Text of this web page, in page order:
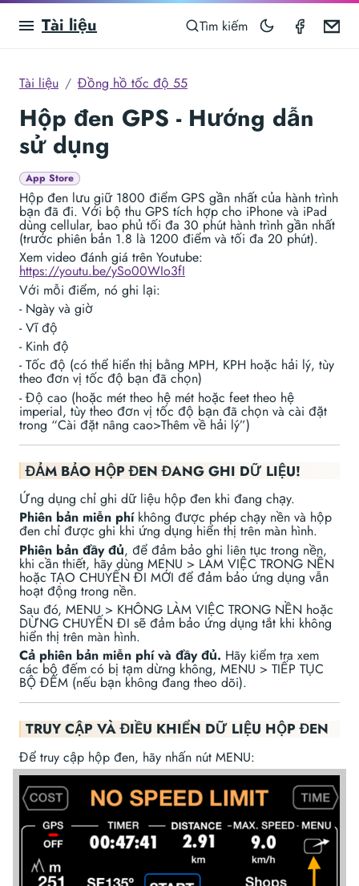
Tài liệu Tìm kiếm
Tài liệu Đồng hồ tốc độ 55
Hộp đen GPS - Hướng dẫn
sử dụng
App Store
Hộp đen lưu giữ 1800 điểm GPS gần nhất của hành trình
bạn đã đi. Với bộ thu GPS tích hợp cho iPhone và iPad
dùng cellular, bao phủ tối đa 30 phút hành trình gần nhất
(trước phiên bản 1.8 là 1200 điểm và tối đa 20 phút).
Xem video đánh giá trên Youtube:
https://youtu.be/ySo00WIo3fI
Với mỗi điểm, nó ghi lại:
- Ngày và giờ
- Vĩ độ
- Kinh độ
- Tốc độ (có thể hiển thị bằng MPH, KPH hoặc hải lý, tùy
theo đơn vị tốc độ bạn đã chọn)
- Độ cao (hoặc mét theo hệ mét hoặc feet theo hệ
imperial, tùy theo đơn vị tốc độ bạn đã chọn và cài đặt
trong “Cài đặt nâng cao>Thêm về hải lý”)
ĐẢM BẢO HỘP ĐEN ĐANG GHI DỮ LIỆU!
Ứng dụng chỉ ghi dữ liệu hộp đen khi đang chạy.
Phiên bản miễn phíkhông được phép chạy nền và hộp
đen chỉ được ghi khi ứng dụng hiển thị trên màn hình.
Phiên bản đầy đủ, để đảm bảo ghi liên tục trong nền,
khi cần thiết, hãy dùng MENU > LÀM VIỆC TRONG NỀN
hoặc TẠO CHUYẾN ĐI MỚI để đảm bảo ứng dụng vẫn
hoạt động trong nền.
Sau đó, MENU > KHÔNG LÀM VIỆC TRONG NỀN hoặc
DỪNG CHUYẾN ĐI sẽ đảm bảo ứng dụng tắt khi không
hiển thị trên màn hình.
Cả phiên bản miễn phí và đầy đủ. Hãy kiểm tra xem
các bộ đếm có bị tạm dừng không, MENU > TIẾP TỤC
BỘ ĐẾM (nếu bạn không đang theo dõi).
TRUY CẬP VÀ ĐIỀU KHIỂN DỮ LIỆU HỘP ĐEN
Để truy cập hộp đen, hãy nhấn nút MENU: